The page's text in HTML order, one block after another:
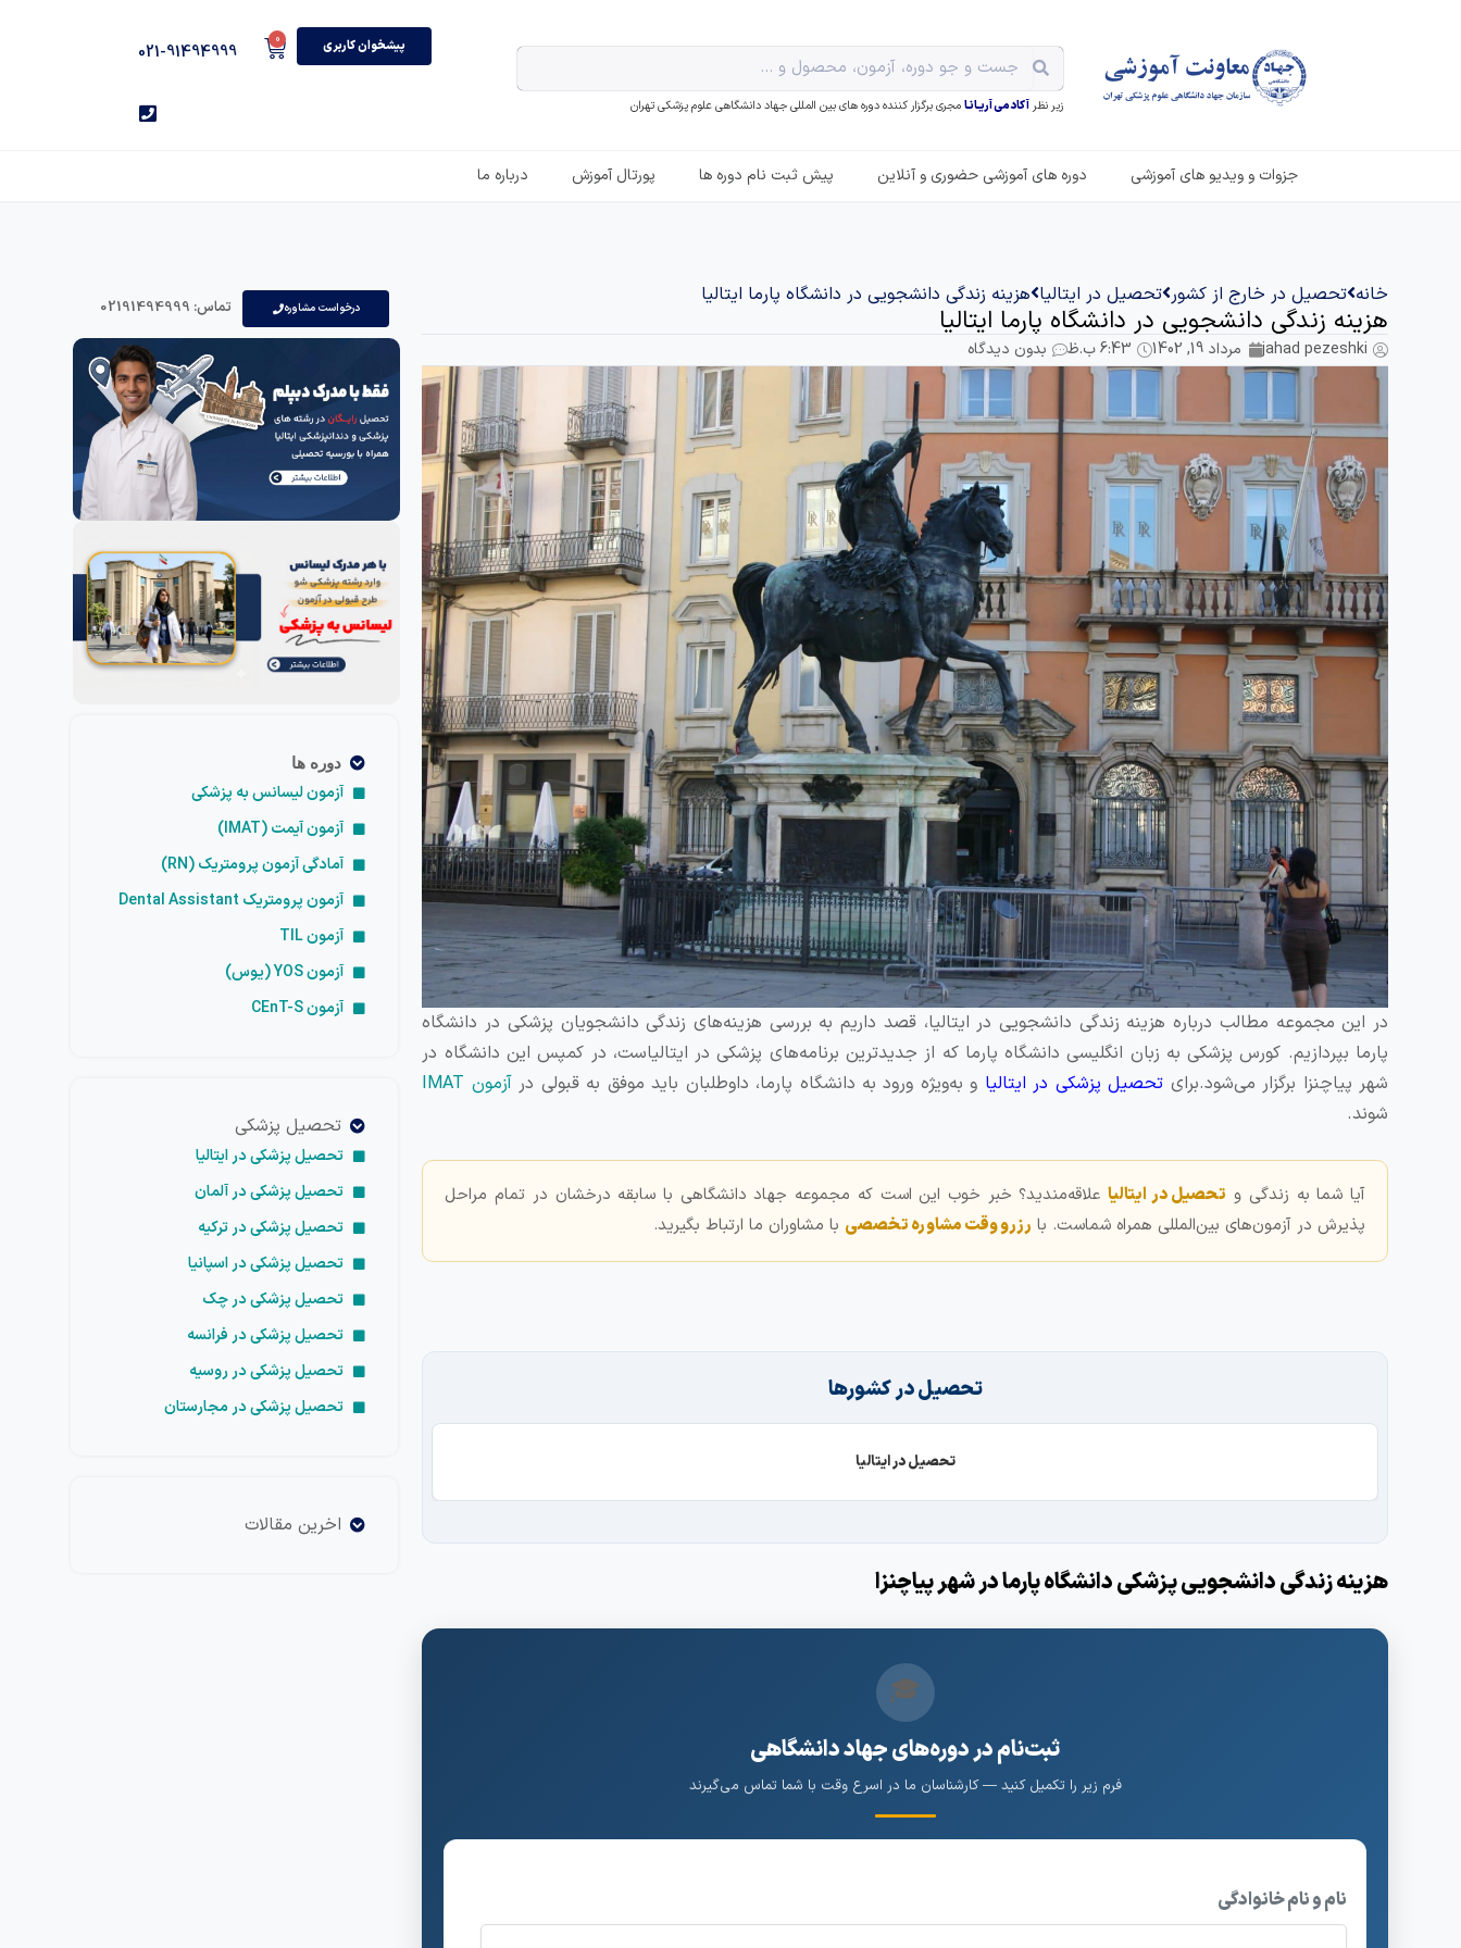
زیر نظر آکادمی آریـانـامجری برگزار کننده دوره های بین المللی جهاد دانشگاهی علوم پزشکی تهران
پیشخوان کاربری 0
021-91494999
جزوات و ویدیو های آموزشی دوره های آموزشی حضوری و آنلاین پیش ثبت نام دوره ها پورتال آموزش درباره ما
درخواست مشاوره تماس: 02191494999
دوره ها
آزمون لیسانس به پزشکی
آزمون آیمت (IMAT)
آمادگی آزمون پرومتریک (RN)
آزمون پرومتریک Dental Assistant
آزمون TIL
آزمون YOS (یوس)
آزمون CEnT-S
تحصیل پزشکی
تحصیل پزشکی در ایتالیا
تحصیل پزشکی در آلمان
تحصیل پزشکی در ترکیه
تحصیل پزشکی در اسپانیا
تحصیل پزشکی در چک
تحصیل پزشکی در فرانسه
تحصیل پزشکی در روسیه
تحصیل پزشکی در مجارستان
اخرین مقالات
خانه تحصیل در خارج از کشور تحصیل در ایتالیا هزینه زندگی دانشجویی در دانشگاه پارما ایتالیا
هزینه زندگی دانشجویی در دانشگاه پارما ایتالیا
jahad pezeshki مرداد 19, 1402 6:43 ب.ظ بدون دیدگاه
در این مجموعه مطالب درباره هزینه زندگی دانشجویی در ایتالیا، قصد داریم به بررسی هزینه‌های زندگی دانشجویان پزشکی در دانشگاه
پارما بپردازیم. کورس پزشکی به زبان انگلیسی دانشگاه پارما که از جدیدترین برنامه‌های پزشکی در ایتالیاست، در کمپس این دانشگاه در
شهر پیاچنزا برگزار می‌شود.برای تحصیل پزشکی در ایتالیا و به‌ویژه ورود به دانشگاه پارما، داوطلبان باید موفق به قبولی درآزمون IMAT
شوند.
آیا شما به زندگی و تحصیل در ایتالیاعلاقه‌مندید؟ خبر خوب این است که مجموعه جهاد دانشگاهی با سابقه درخشان در تمام مراحل
پذیرش در آزمون‌های بین‌المللی همراه شماست. با رزرو وقت مشاوره تخصصی با مشاوران ما ارتباط بگیرید.
تحصیل در کشورها
تحصیل در ایتالیا
هزینه زندگی دانشجویی پزشکی دانشگاه پارما در شهر پیاچنزا
🎓
ثبت‌نام در دوره‌های جهاد دانشگاهی
فرم زیر را تکمیل کنید — کارشناسان ما در اسرع وقت با شما تماس می‌گیرند
نام و نام خانوادگی